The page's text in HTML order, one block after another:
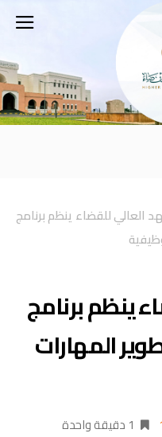
العالي للقضاء ينظم برنامج
ينظم برنامج
المهارات
1 ‫دقيقة واحدة‬